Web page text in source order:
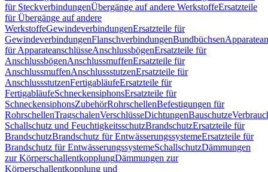
für SteckverbindungenÜbergänge auf andere WerkstoffeErsatzteile
für Übergänge auf andere
WerkstoffeGewindeverbindungenErsatzteile für
GewindeverbindungenFlanschverbindungenBundbüchsen
für ApparateanschlüsseAnschlussbögenErsatzteile für
AnschlussbögenAnschlussmuffenErsatzteile für
AnschlussmuffenAnschlussstutzenErsatzteile für
AnschlussstutzenFertigabläufeErsatzteile für
FertigabläufeSchneckensiphonsErsatzteile für
SchneckensiphonsZubehörRohrschellenBefestigungen für
RohrschellenTragschalenVerschlüsseDichtungenBauschutze
Schallschutz und FeuchtigkeitsschutzBrandschutzErsatzteile für
BrandschutzBrandschutz für EntwässerungssystemeErsatzteile für
Brandschutz für EntwässerungssystemeSchallschutzDämmungen
zur KörperschallentkopplungDämmungen zur
Körperschallentkopplung und